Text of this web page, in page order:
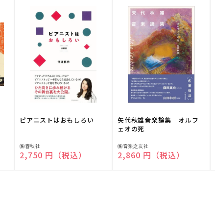
ピアニストはおもしろい
販
売
㈱春秋社
通常価格
2,750 円（税込）
矢代秋雄音楽論集 オルフ
ェオの死
販
売
㈱音楽之友社
通常価格
2,860 円（税込）